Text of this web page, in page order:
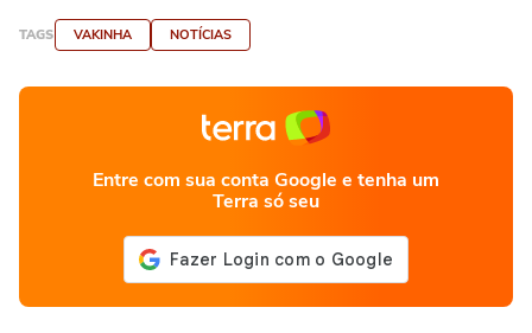
TAGS VAKINHA NOTÍCIAS
Entre com sua conta Google e tenha um
Terra só seu